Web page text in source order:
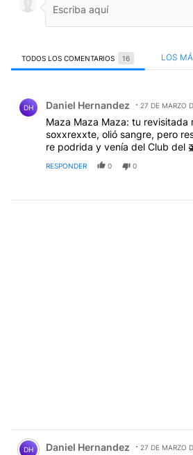
TODOS LOS COMENTARIOS 16 LOS
DH Daniel Hernandez 27 DE MARZO
Maza Maza Maza: tu revisitada
soxxrexxte, olió sangre, pero
re podrida y venía del Club del
RESPONDER 0 0
Comentario de Daniel Hernandez.
DH Daniel Hernandez 27 DE MARZO